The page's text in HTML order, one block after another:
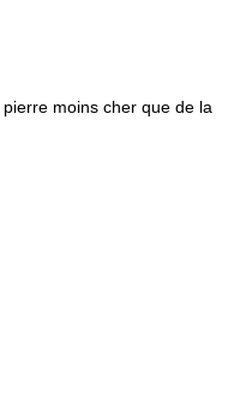
moins cher que de la